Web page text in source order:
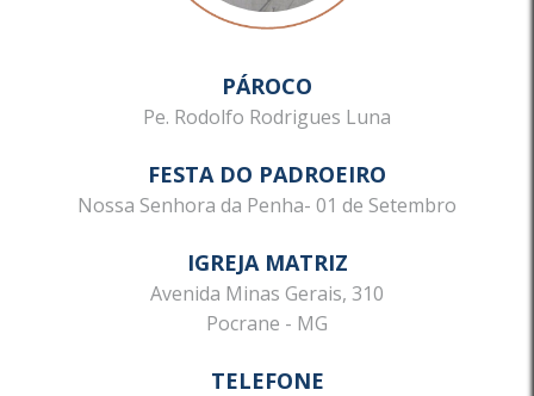
PÁROCO
Pe. Rodolfo Rodrigues Luna
FESTA DO PADROEIRO
Nossa Senhora da Penha- 01 de Setembro
IGREJA MATRIZ
Avenida Minas Gerais, 310
Pocrane - MG
TELEFONE